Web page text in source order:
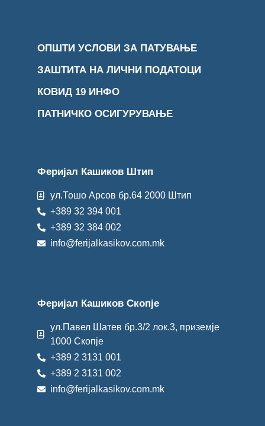
ОПШТИ УСЛОВИ ЗА ПАТУВАЊЕ
ЗАШТИТА НА ЛИЧНИ ПОДАТОЦИ
КОВИД 19 ИНФО
ПАТНИЧКО ОСИГУРУВАЊЕ
Феријал Кашиков Штип
ул.Тошо Арсов бр.64 2000 Штип
+389 32 394 001
+389 32 384 002
info@ferijalkasikov.com.mk
Феријал Кашиков Скопје
ул.Павел Шатев бр.3/2 лок.3, приземје
1000 Скопје
+389 2 3131 001
+389 2 3131 002
info@ferijalkasikov.com.mk